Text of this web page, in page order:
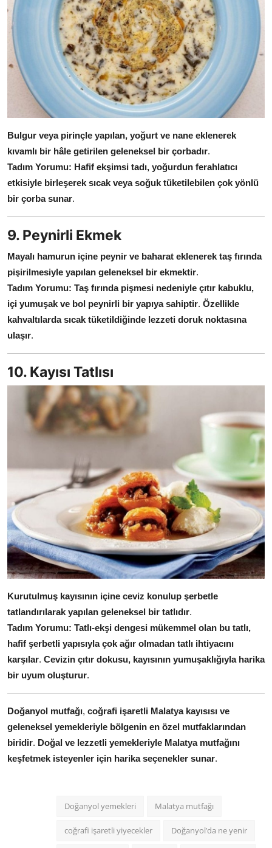
Bulgur veya pirinçle yapılan, yoğurt ve nane eklenerek
kıvamlı bir hâle getirilen geleneksel bir çorbadır.
Tadım Yorumu: Hafif ekşimsi tadı, yoğurdun ferahlatıcı
etkisiyle birleşerek sıcak veya soğuk tüketilebilen çok yönlü
bir çorba sunar.
9. Peynirli Ekmek
Mayalı hamurun içine peynir ve baharat eklenerek taş fırında
pişirilmesiyle yapılan geleneksel bir ekmektir.
Tadım Yorumu: Taş fırında pişmesi nedeniyle çıtır kabuklu,
içi yumuşak ve bol peynirli bir yapıya sahiptir. Özellikle
kahvaltılarda sıcak tüketildiğinde lezzeti doruk noktasına
ulaşır.
10. Kayısı Tatlısı
Kurutulmuş kayısının içine ceviz konulup şerbetle
tatlandırılarak yapılan geleneksel bir tatlıdır.
Tadım Yorumu: Tatlı-ekşi dengesi mükemmel olan bu tatlı,
hafif şerbetli yapısıyla çok ağır olmadan tatlı ihtiyacını
karşılar. Cevizin çıtır dokusu, kayısının yumuşaklığıyla harika
bir uyum oluşturur.
Doğanyol mutfağı, coğrafi işaretli Malatya kayısısı ve
geleneksel yemekleriyle bölgenin en özel mutfaklarından
biridir. Doğal ve lezzetli yemekleriyle Malatya mutfağını
keşfetmek isteyenler için harika seçenekler sunar.
Doğanyol yemekleri Malatya mutfağı
coğrafi işaretli yiyecekler Doğanyol’da ne yenir